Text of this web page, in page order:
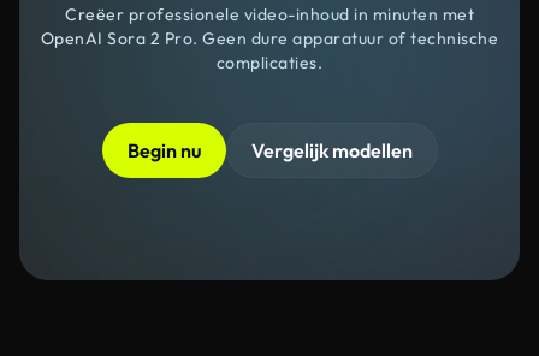
Creëer professionele video-inhoud in minuten met
OpenAI Sora 2 Pro. Geen dure apparatuur of technische
complicaties.
Begin nu Vergelijk modellen